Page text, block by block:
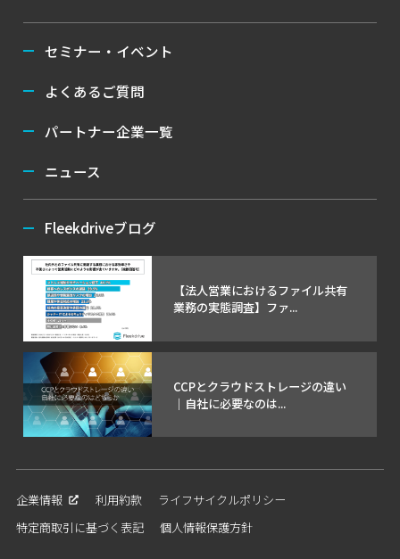
セミナー・イベント
よくあるご質問
パートナー企業一覧
ニュース
Fleekdriveブログ
【法人営業におけるファイル共有
業務の実態調査】ファ...
CCPとクラウドストレージの違い
｜自社に必要なのは...
企業情報 利用約款
ライフサイクルポリシー
特定商取引に基づく表記
個人情報保護方針